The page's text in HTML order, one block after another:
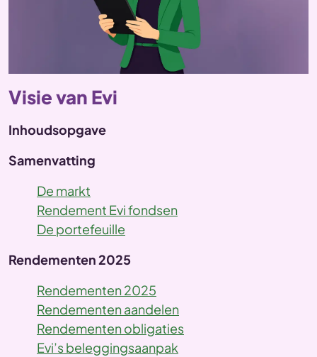
Visie van Evi
Inhoudsopgave
Samenvatting
De markt
Rendement Evi fondsen
De portefeuille
Rendementen 2025
Rendementen 2025
Rendementen aandelen
Rendementen obligaties
Evi’s beleggingsaanpak